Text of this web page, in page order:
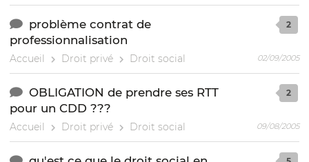
problème contrat de
professionnalisation
Accueil Droit privé Droit social
2
02/09/2005
OBLIGATION de prendre ses RTT
pour un CDD ???
Accueil Droit privé Droit social
2
09/08/2005